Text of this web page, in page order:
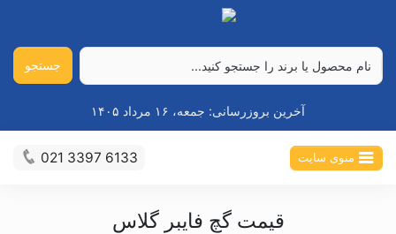
جستجو
آخرین بروزرسانی: جمعه، ۱۶ مرداد ۱۴۰۵
منوی سایت 021 3397 6133
قیمت گچ فایبر گلاس